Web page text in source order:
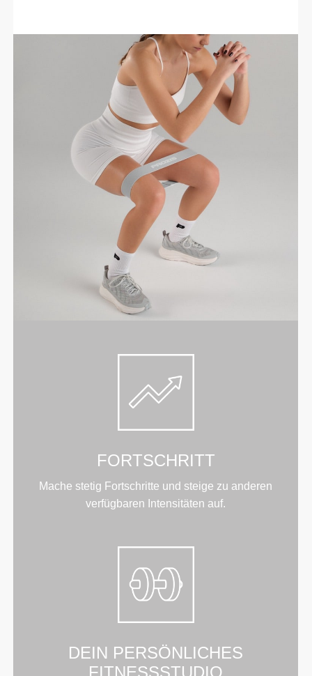
FORTSCHRITT
Mache stetig Fortschritte und steige zu anderen
verfügbaren Intensitäten auf.
DEIN PERSÖNLICHES